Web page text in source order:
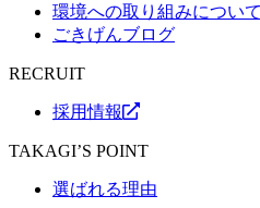
環境への取り組みについて
ごきげんブログ
RECRUIT
採用情報
TAKAGI’S POINT
選ばれる理由